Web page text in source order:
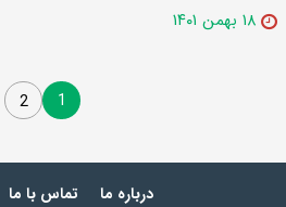
۱۸ بهمن ۱۴۰۱
1
2
درباره ما تماس با ما